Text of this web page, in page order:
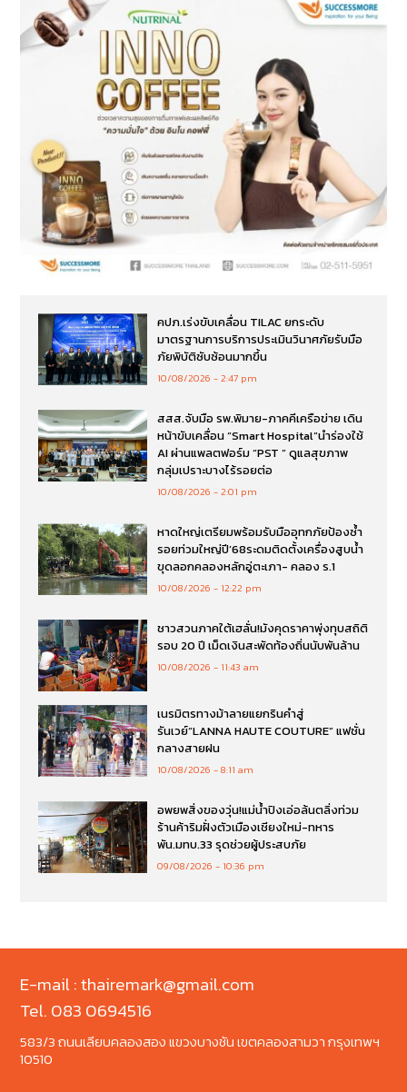
คปภ.เร่งขับเคลื่อน TILAC ยกระดับ
มาตรฐานการบริการประเมินวินาศภัยรับมือ
ภัยพิบัติซับซ้อนมากขึ้น
10/08/2026 2:47 pm
สสส.จับมือ รพ.พิมาย-ภาคคีเครือข่าย เดิน
หน้าขับเคลื่อน “Smart Hospital”นำร่องใช้
AI ผ่านแพลตฟอร์ม “PST ” ดูแลสุขภาพ
กลุ่มเปราะบางไร้รอยต่อ
10/08/2026 2:01 pm
หาดใหญ่เตรียมพร้อมรับมืออุทกภัยป้องซ้ำ
รอยท่วมใหญ่ปี’68ระดมติดตั้งเครื่องสูบน้ำ
ขุดลอกคลองหลักอู่ตะเภา- คลอง ร.1
10/08/2026 12:22 pm
ชาวสวนภาคใต้เฮลั่น!มังคุดราคาพุ่งทุบสถิติ
รอบ 20 ปี เม็ดเงินสะพัดท้องถิ่นนับพันล้าน
10/08/2026 11:43 am
เนรมิตรทางม้าลายแยกรินคำสู่
รันเวย์“LANNA HAUTE COUTURE” แฟชั่น
กลางสายฝน
10/08/2026 8:11 am
อพยพสิ่งของวุ่น!แม่น้ำปิงเอ่อล้นตลิ่งท่วม
ร้านค้าริมฝั่งตัวเมืองเชียงใหม่-ทหาร
พัน.มทบ.33 รุดช่วยผู้ประสบภัย
09/08/2026 10:36 pm
E-mail : thairemark@gmail.com
Tel. 083 0694516
583/3 ถนนเลียบคลองสอง แขวงบางชัน เขตคลองสามวา กรุงเทพฯ
10510